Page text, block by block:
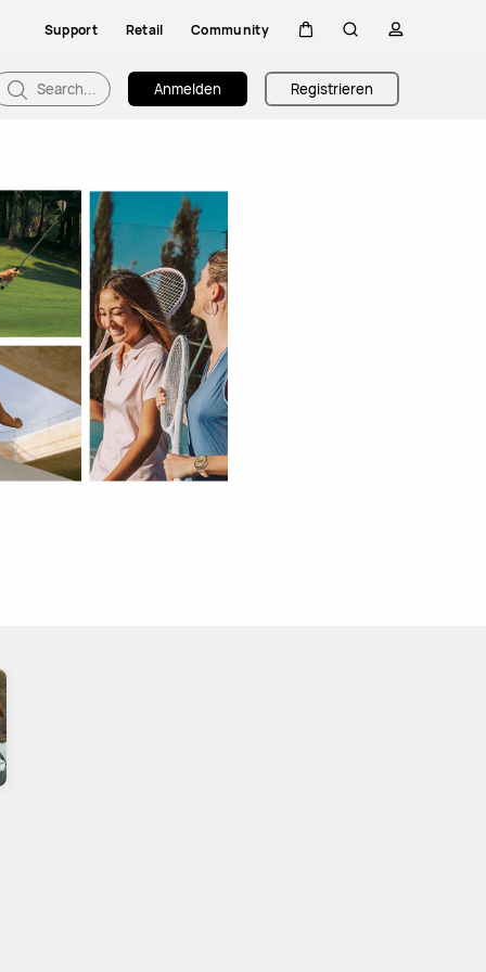
Support Retail Community
Search... Anmelden Registrieren